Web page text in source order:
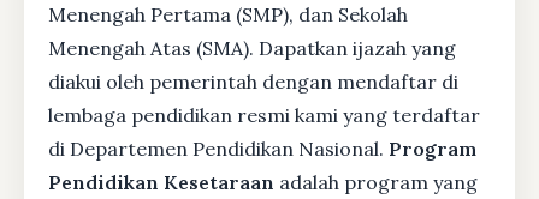
Menengah Pertama (SMP), dan Sekolah
Menengah Atas (SMA). Dapatkan ijazah yang
diakui oleh pemerintah dengan mendaftar di
lembaga pendidikan resmi kami yang terdaftar
di Departemen Pendidikan Nasional. Program
Pendidikan Kesetaraan adalah program yang